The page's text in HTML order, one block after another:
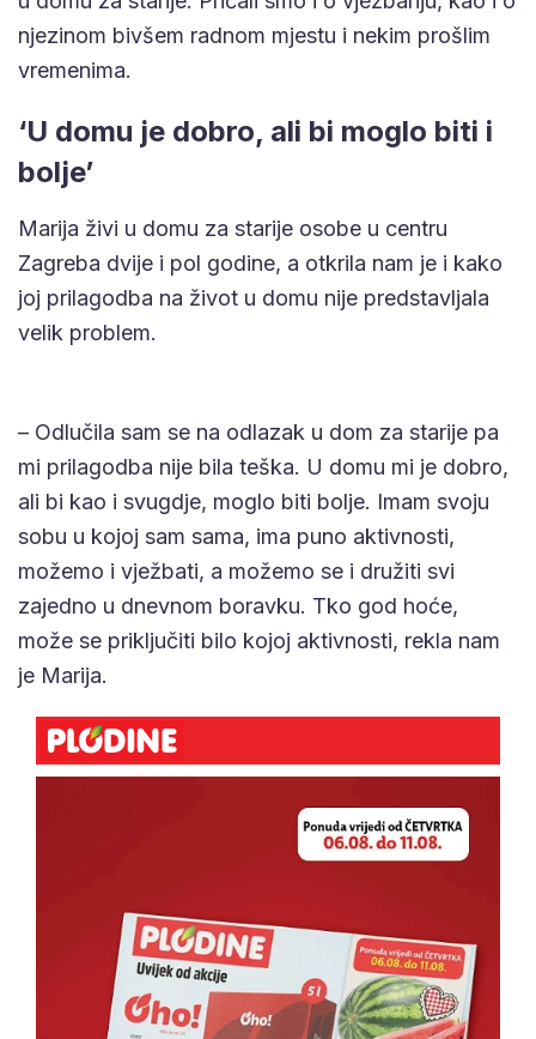
njezinom bivšem radnom mjestu i nekim prošlim
vremenima.
‘U domu je dobro, ali bi moglo biti i
bolje’
Marija živi u domu za starije osobe u centru
Zagreba dvije i pol godine, a otkrila nam je i kako
joj prilagodba na život u domu nije predstavljala
velik problem.
– Odlučila sam se na odlazak u dom za starije pa
mi prilagodba nije bila teška. U domu mi je dobro,
ali bi kao i svugdje, moglo biti bolje. Imam svoju
sobu u kojoj sam sama, ima puno aktivnosti,
možemo i vježbati, a možemo se i družiti svi
zajedno u dnevnom boravku. Tko god hoće,
može se priključiti bilo kojoj aktivnosti, rekla nam
je Marija.